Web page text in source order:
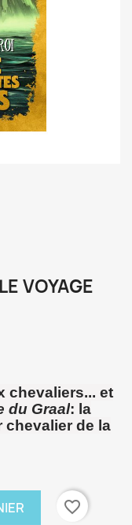
VOYAGE
chevaliers... et
du Graal: la
chevalier de la
favorite_border